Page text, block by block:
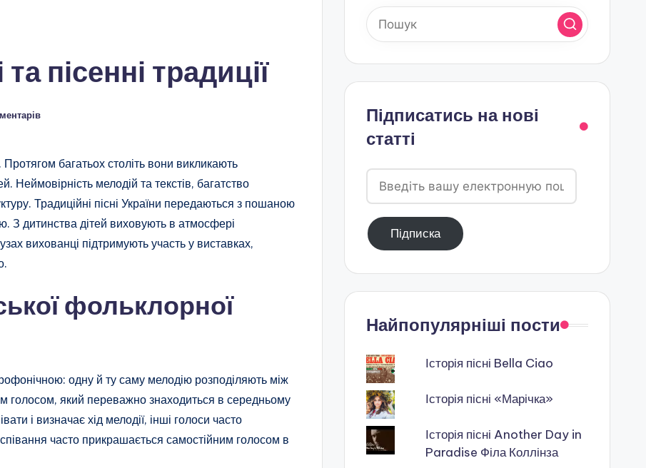
пісенні традиції
Протягом багатьох століть вони викликають
Неймовірність мелодій та текстів, багатство
Традиційні пісні України передаються з пошаною
З дитинства дітей виховують в атмосфері
вихованці підтримують участь у виставках,
фольклорної
одну й ту саму мелодію розподіляють між
голосом, який переважно знаходиться в середньому
і визначає хід мелодії, інші голоси часто
часто прикрашається самостійним голосом в
Підписатись на нові
статті
Введіть
вашу
електронную
поштуПідписка
Найпопулярніші пости
Історія пісні Bella Ciao
Історія пісні «Марічка»
Історія пісні Another Day in
Paradise Філа Коллінза